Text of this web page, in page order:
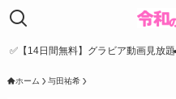
✅【14日間無料】グラビア動画見放題
ホーム 与田祐希